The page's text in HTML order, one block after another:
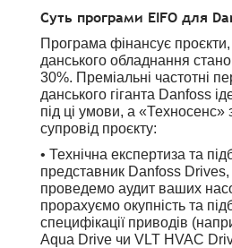
Суть програми EIFO для
Програма фінансує проєкти,
данського обладнання
30%. Преміальні частотні
данського гіганта Danfoss
під ці умови, а «Техносенс»
супровід проєкту:
• Технічна експертиза та
представник Danfoss
проведемо аудит ваших
прорахуємо окупність та
специфікації приводів
Aqua Drive чи VLT HVAC